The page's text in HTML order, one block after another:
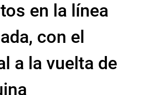
en la línea
con el
a la vuelta de